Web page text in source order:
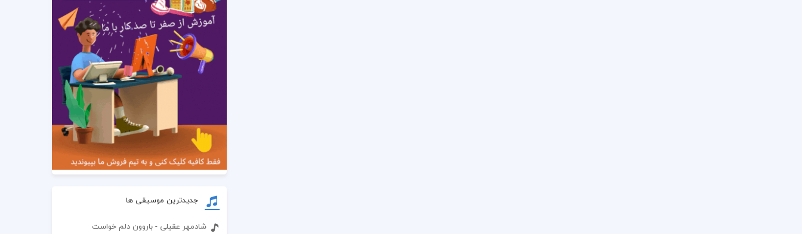
جدیدترین موسیقی ها
شادمهر عقیلی - باروون دلم خواست